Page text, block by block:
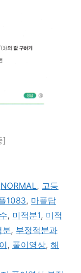
]
NORMAL, 고등
1083, 마플답
, 미적분1, 미적
분, 부정적분과
, 풀이영상, 해